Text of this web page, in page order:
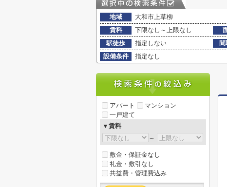
地域
大和市上草柳
賃料
下限なし～上限なし
駅徒歩
指定しない 間
設備条件
指定なし
アパート
マンション
一戸建て
▼賃料
～
敷金・保証金なし
礼金・敷引なし
共益費・管理費込み